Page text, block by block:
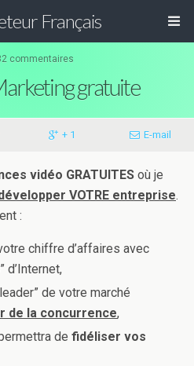
Français
commentaires
gratuite
+ 1 E-mail
vidéo GRATUITES où je
VOTRE entreprise.
:
chiffre d’affaires avec
d’Internet,
de votre marché
de la concurrence,
defidéliser vos